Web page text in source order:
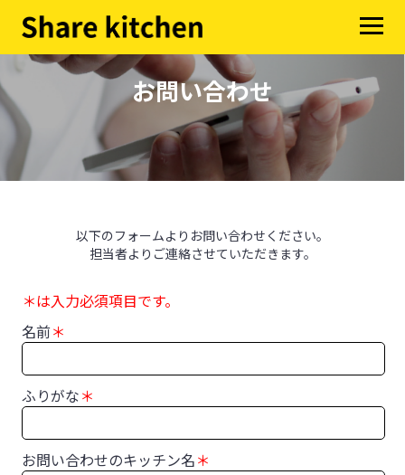
お問い合わせ
以下のフォームよりお問い合わせください。
担当者よりご連絡させていただきます。
＊は入力必須項目です。
名前＊
ふりがな＊
お問い合わせのキッチン名＊